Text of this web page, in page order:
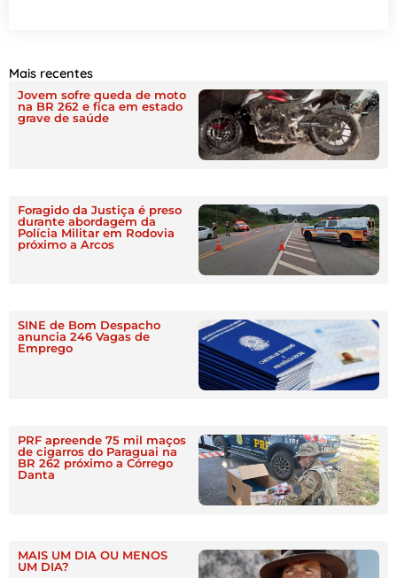
Mais recentes
Jovem sofre queda de moto
na BR 262 e fica em estado
grave de saúde
Foragido da Justiça é preso
durante abordagem da
Polícia Militar em Rodovia
próximo a Arcos
SINE de Bom Despacho
anuncia 246 Vagas de
Emprego
PRF apreende 75 mil maços
de cigarros do Paraguai na
BR 262 próximo a Córrego
Danta
MAIS UM DIA OU MENOS
UM DIA?